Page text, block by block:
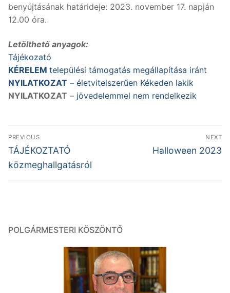
benyújtásának határideje: 2023. november 17. napján
12.00 óra.
Letölthető anyagok:
Tájékozató
KÉRELEM települési támogatás megállapítása iránt
NYILATKOZAT – életvitelszerűen Kékeden lakik
NYILATKOZAT – jövedelemmel nem rendelkezik
Bejegyzés
navigáció
PREVIOUS
Previous
post:
TÁJÉKOZTATÓ
közmeghallgatásról
NEXT
Next
Halloween 2023
POLGÁRMESTERI KÖSZÖNTŐ